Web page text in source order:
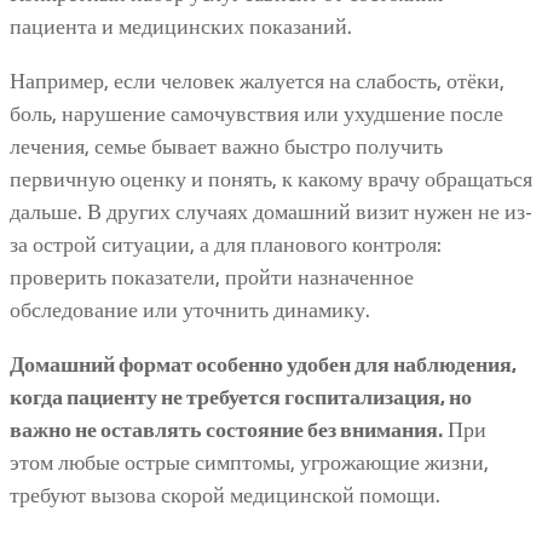
пациента и медицинских показаний.
Например, если человек жалуется на слабость, отёки,
боль, нарушение самочувствия или ухудшение после
лечения, семье бывает важно быстро получить
первичную оценку и понять, к какому врачу обращаться
дальше. В других случаях домашний визит нужен не из-
за острой ситуации, а для планового контроля:
проверить показатели, пройти назначенное
обследование или уточнить динамику.
Домашний формат особенно удобен для наблюдения,
когда пациенту не требуется госпитализация, но
важно не оставлять состояние без внимания.При
этом любые острые симптомы, угрожающие жизни,
требуют вызова скорой медицинской помощи.